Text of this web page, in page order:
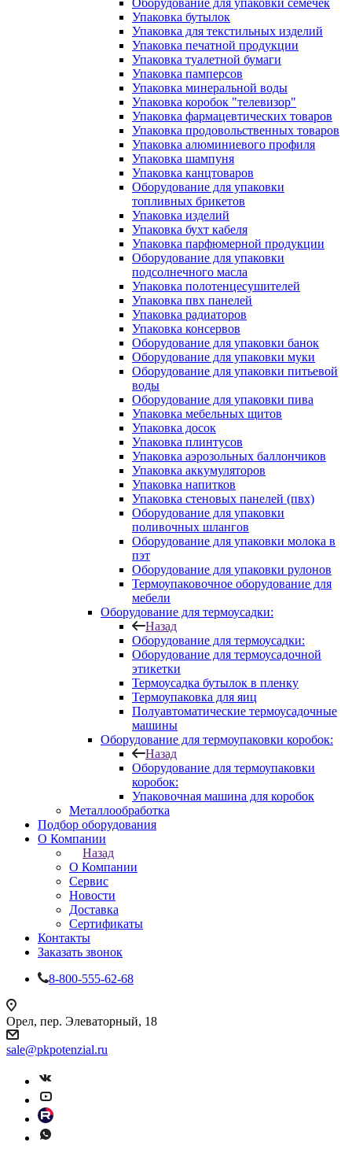
Оборудование для упаковки семечек
Упаковка бутылок
Упаковка для текстильных изделий
Упаковка печатной продукции
Упаковка туалетной бумаги
Упаковка памперсов
Упаковка минеральной воды
Упаковка коробок "телевизор"
Упаковка фармацевтических товаров
Упаковка продовольственных товаров
Упаковка алюминиевого профиля
Упаковка шампуня
Упаковка канцтоваров
Оборудование для упаковки
топливных брикетов
Упаковка изделий
Упаковка бухт кабеля
Упаковка парфюмерной продукции
Оборудование для упаковки
подсолнечного масла
Упаковка полотенцесушителей
Упаковка пвх панелей
Упаковка радиаторов
Упаковка консервов
Оборудование для упаковки банок
Оборудование для упаковки муки
Оборудование для упаковки питьевой
воды
Оборудование для упаковки пива
Упаковка мебельных щитов
Упаковка досок
Упаковка плинтусов
Упаковка аэрозольных баллончиков
Упаковка аккумуляторов
Упаковка напитков
Упаковка стеновых панелей (пвх)
Оборудование для упаковки
поливочных шлангов
Оборудование для упаковки молока в
пэт
Оборудование для упаковки рулонов
Термоупаковочное оборудование для
мебели
Оборудование для термоусадки:
Назад
Оборудование для термоусадки:
Оборудование для термоусадочной
этикетки
Термоусадка бутылок в пленку
Термоупаковка для яиц
Полуавтоматические термоусадочные
машины
Оборудование для термоупаковки коробок:
Назад
Оборудование для термоупаковки
коробок:
Упаковочная машина для коробок
Металлообработка
Подбор оборудования
О Компании
Назад
О Компании
Сервис
Новости
Доставка
Сертификаты
Контакты
Заказать звонок
8-800-555-62-68
Орел, пер. Элеваторный, 18
sale@pkpotenzial.ru